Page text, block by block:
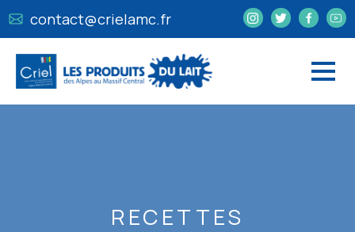
contact@crielamc.fr
RECETTES